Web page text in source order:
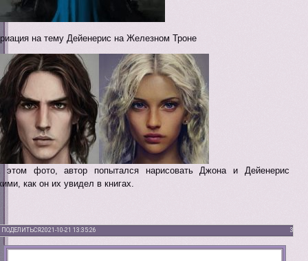
на тему Дейенерис на Железном Троне
этом фото, автор попытался нарисовать Джона и Дейенерис
как он их увидел в книгах.
ПОДЕЛИТЬСЯ 3
2021-10-21 13:35:26